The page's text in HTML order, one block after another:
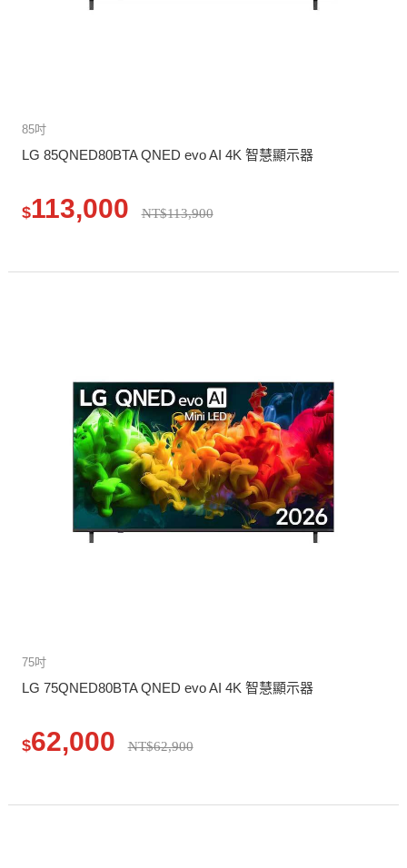
85吋
LG 85QNED80BTA QNED evo AI 4K 智慧顯示器
$113,000 NT$113,900
75吋
LG 75QNED80BTA QNED evo AI 4K 智慧顯示器
$62,000 NT$62,900